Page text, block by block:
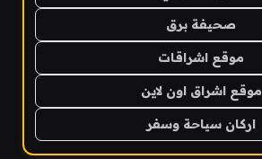
صحيفة برق
موقع اشراقات
موقع اشراق اون لاين
اركان سياحة وسفر